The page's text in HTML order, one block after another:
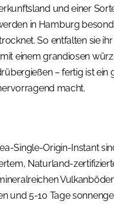
und einer
in Hamburg
So entfalten sie
einem grandiosen
– fertig ist
macht.
Single-Origin-Instant
Naturland-
und 5-10 Tage